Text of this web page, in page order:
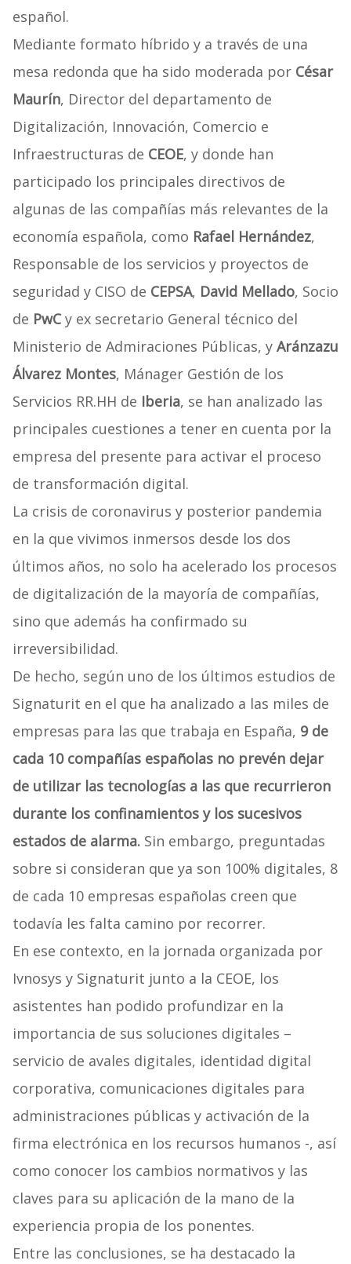
español.
Mediante formato híbrido y a través de una
mesa redonda que ha sido moderada por César
Maurín, Director del departamento de
Digitalización, Innovación, Comercio e
Infraestructuras de CEOE, y donde han
participado los principales directivos de
algunas de las compañías más relevantes de la
economía española, como Rafael Hernández,
Responsable de los servicios y proyectos de
seguridad y CISO de CEPSA, David Mellado, Socio
de PwCy ex secretario General técnico del
Ministerio de Admiraciones Públicas, y Aránzazu
Álvarez Montes, Mánager Gestión de los
Servicios RR.HH de Iberia, se han analizado las
principales cuestiones a tener en cuenta por la
empresa del presente para activar el proceso
de transformación digital.
La crisis de coronavirus y posterior pandemia
en la que vivimos inmersos desde los dos
últimos años, no solo ha acelerado los procesos
de digitalización de la mayoría de compañías,
sino que además ha confirmado su
irreversibilidad.
De hecho, según uno de los últimos estudios de
Signaturit en el que ha analizado a las miles de
empresas para las que trabaja en España, 9 de
cada 10 compañías españolas no prevén dejar
de utilizar las tecnologías a las que recurrieron
durante los confinamientos y los sucesivos
estados de alarma.Sin embargo, preguntadas
sobre si consideran que ya son 100% digitales, 8
de cada 10 empresas españolas creen que
todavía les falta camino por recorrer.
En ese contexto, en la jornada organizada por
Ivnosys y Signaturit junto a la CEOE, los
asistentes han podido profundizar en la
importancia de sus soluciones digitales –
servicio de avales digitales, identidad digital
corporativa, comunicaciones digitales para
administraciones públicas y activación de la
firma electrónica en los recursos humanos -, así
como conocer los cambios normativos y las
claves para su aplicación de la mano de la
experiencia propia de los ponentes.
Entre las conclusiones, se ha destacado la